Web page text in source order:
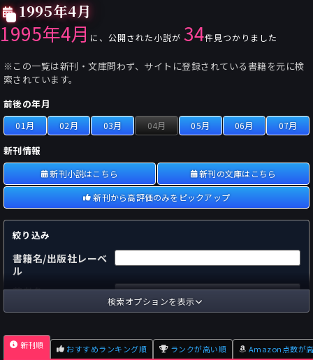
1995年4月
1995年4月 に、公開された小説が 34件見つかりました
※この一覧は新刊・文庫問わず、サイトに登録されている書籍を元に検
索されています。
前後の年月
01月 02月 03月 04月 05月 06月 07月
新刊情報
新刊小説はこちら
新刊の文庫はこちら
新刊から高評価のみをピックアップ
絞り込み
書籍名/出版社レーベ
ル
著者名
国内
海外
出版社
検索オプションを表示
新刊順 おすすめランキング順 ランクが高い順 Amazon点数が